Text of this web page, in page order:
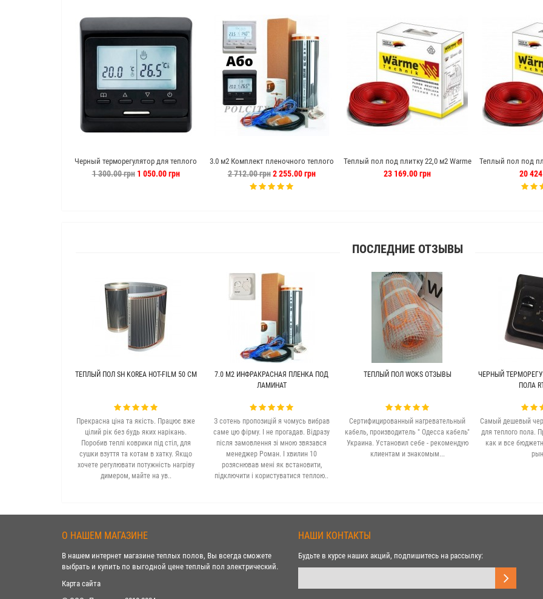
Черный терморегулятор для теплого
пола программируемый М6.716
1 300.00 грн1 050.00 грн
3.0 м2 Комплект пленочного теплого
пола hot film теплый пол отзывы
2 712.00 грн2 255.00 грн
Теплый пол под плитку 22,0 м2 Warme
220 м кабель (Германия)
23 169.00 грн
Теплый пол под
175 м20
ПОСЛЕДНИЕ ОТЗЫВЫ
ТЕПЛЫЙ ПОЛ SH KOREA HOT-FILM 50 СМ
Прекрасна ціна та якість. Працює вже
цілий рік без будь яких нарікань.
Поробив теплі коврики під стіл, для
сушки взуття та котам в хатку. Якщо
хочете регулювати потужність нагріву
димером, майте на ув..
7.0 М2 ИНФРАКРАСНАЯ ПЛЕНКА ПОД
ЛАМИНАТ
З сотень пропозицій я чомусь вибрав
саме цю фірму. І не прогадав. Відразу
після замовлення зі мною звязався
менеджер Роман. І хвилин 10
розяснював мені як встановити,
підключити і користуватися теплою..
ТЕПЛЫЙ ПОЛ WOKS ОТЗЫВЫ
Сертифицированный нагревательный
кабель, производитель " Одесса кабель"
Украина. Установил себе - рекомендую
клиентам и знакомым...
ЧЕРНЫЙ
ПОЛА
Самый дешевый
для теплого пола.
как и все
О НАШЕМ МАГАЗИНЕ
В нашем интернет магазине теплых полов, Вы всегда сможете
выбрать и купить по выгодной цене теплый пол электрический.
Карта сайта
НАШИ КОНТАКТЫ
Будьте в курсе наших акций, подпишитесь на рассылку: